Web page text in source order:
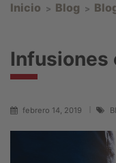
Inicio Blog
Infusiones
febrero 14, 2019